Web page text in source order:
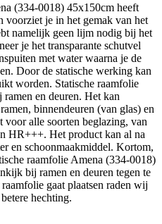
(334-0018) 45x150cm heeft
voorziet je in het gemak van het
namelijk geen lijm nodig bij het
je het transparante schutvel
met water waarna je de
Door de statische werking kan
worden. Statische raamfolie
en deuren. Het kan
binnendeuren (van glas) en
alle soorten beglazing, van
HR+++. Het product kan al na
en schoonmaakmiddel. Kortom,
raamfolie Amena (334-0018)
bij ramen en deuren tegen te
gaat plaatsen raden wij
hechting.